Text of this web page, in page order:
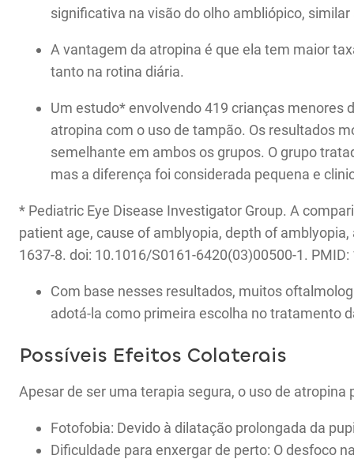
significativa na visão do olho ambliópico,
A vantagem da atropina é que ela tem maior
tanto na rotina diária.
Um estudo* envolvendo 419 crianças menores
atropina com o uso de tampão. Os resultados
semelhante em ambos os grupos. O grupo
mas a diferença foi considerada pequena e
* Pediatric Eye Disease Investigator Group. A
patient age, cause of amblyopia, depth of
1637-8. doi: 10.1016/S0161-6420(03)00500-1.
Com base nesses resultados, muitos
adotá-la como primeira escolha no tratamento
Possíveis Efeitos Colaterais
Apesar de ser uma terapia segura, o uso de
Fotofobia: Devido à dilatação prolongada da
Dificuldade para enxergar de perto: O desfoco